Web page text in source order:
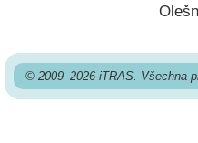
© 2009–2026 iTRAS. Všechna